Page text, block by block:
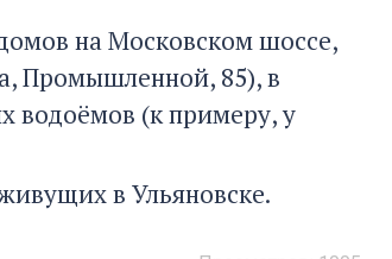
на Московском шоссе,
Промышленной, 85), в
водоёмов (к примеру, у
в Ульяновске.